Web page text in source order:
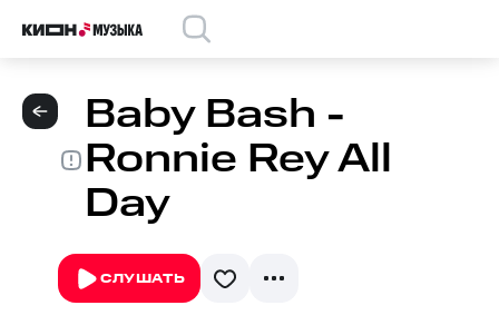
Baby Bash -
Ronnie Rey All
Day
СЛУШАТЬ